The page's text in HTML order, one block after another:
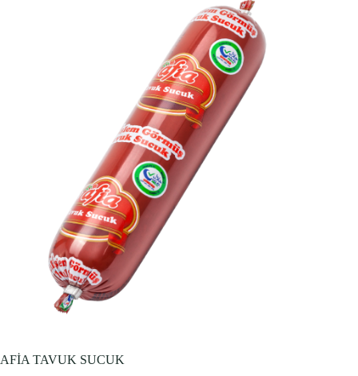
AFİA TAVUK SUCUK